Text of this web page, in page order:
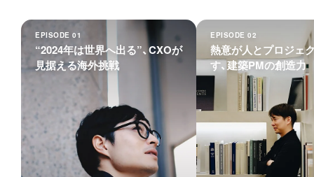
EPISODE 01
“2024年は世界へ出る”、CXOが
見据える海外挑戦
EPISODE 02
熱意が人とプロジェ
す、建築PMの創造力